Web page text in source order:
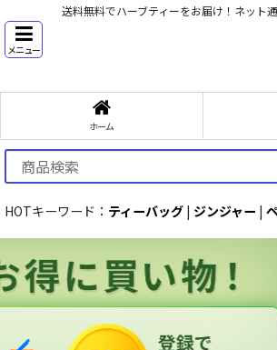
送料無料でハーブティーをお届け！ネット
メニュー
ホーム
HOTキーワード： ティーバッグ | ジンジャー |